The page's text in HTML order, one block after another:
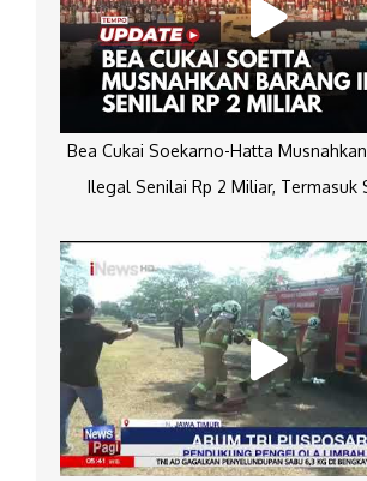
Bea Cukai Soekarno-Hatta
Ilegal Senilai Rp 2 Miliar, Termasuk